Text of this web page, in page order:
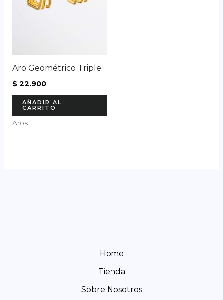
Aro Geométrico Triple
$22.900
AÑADIR AL
CARRITO
Aros
Home
Tienda
Sobre Nosotros